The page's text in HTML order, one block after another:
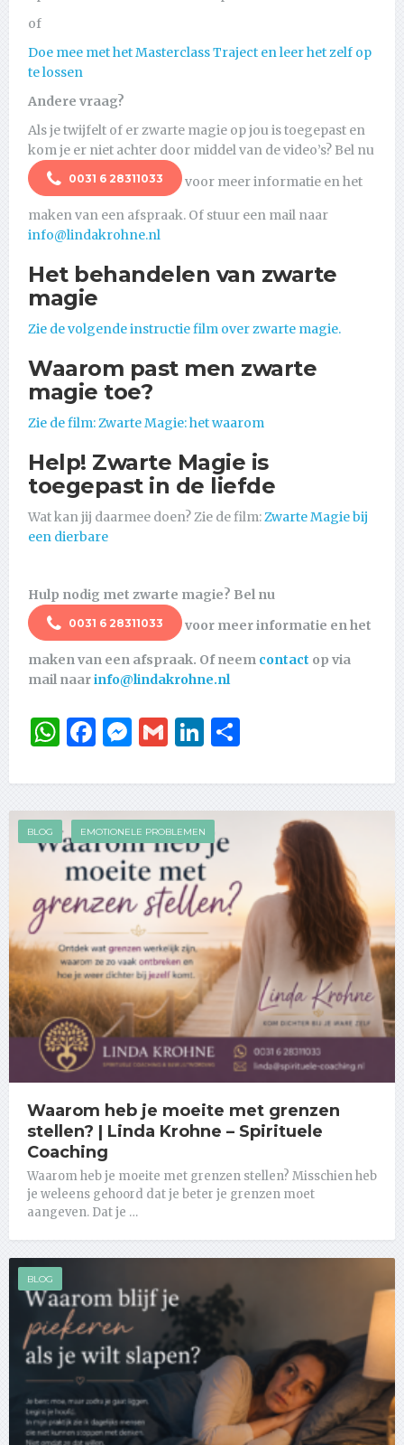
of
Doe mee met het Masterclass Traject en leer het zelf op
te lossen
Andere vraag?
Als je twijfelt of er zwarte magie op jou is toegepast en
kom je er niet achter door middel van de video’s? Bel nu
0031 6 28311033 voor meer informatie en het
maken van een afspraak. Of stuur een mail naar
info@lindakrohne.nl
Het behandelen van zwarte
magie
Zie de volgende instructie film over zwarte magie.
Waarom past men zwarte
magie toe?
Zie de film: Zwarte Magie: het waarom
Help! Zwarte Magie is
toegepast in de liefde
Wat kan jij daarmee doen? Zie de film: Zwarte Magie bij
een dierbare
Hulp nodig met zwarte magie? Bel nu
0031 6 28311033 voor meer informatie en het
maken van een afspraak. Of neem contact op via
mail naarinfo@lindakrohne.nl
WhatsApp
Facebook
Messenger
GmailLinkedIn
BLOG EMOTIONELE PROBLEMEN
Waarom heb je moeite met grenzen
stellen? | Linda Krohne – Spirituele
Coaching
Waarom heb je moeite met grenzen stellen? Misschien heb
je weleens gehoord dat je beter je grenzen moet
aangeven. Dat je …
BLOG